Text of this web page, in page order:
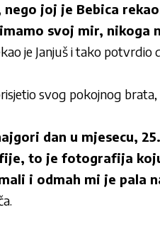
joj je Bebica
svoj mir, nikoga
je Janjuš i tako potvrdio
svog pokojnog
dan u mjesecu,
to je fotografija
i odmah mi je pala